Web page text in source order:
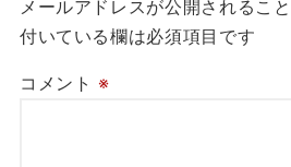
メールアドレスが公開されるこ
付いている欄は必須項目です
コメント ※